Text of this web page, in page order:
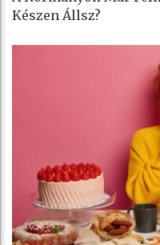
Készen Állsz?